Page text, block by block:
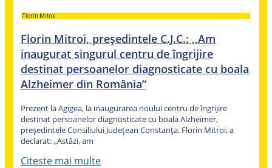
Florin Mitroi
Florin Mitroi, președintele C.J.C.: ,,Am
inaugurat singurul centru de îngrijire
destinat persoanelor diagnosticate cu boala
Alzheimer din România”
Prezent la Agigea, la inaugurarea noului centru de îngrijire
destinat persoanelor diagnosticate cu boala Alzheimer,
președintele Consiliului Județean Constanța, Florin Mitroi, a
declarat: ,,Astăzi, am
Citeste mai multe